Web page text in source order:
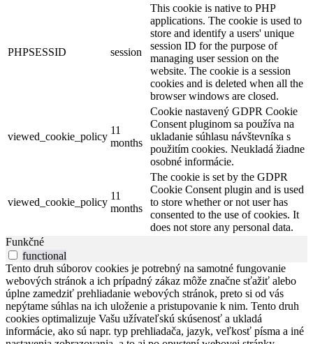
PHPSESSID session
This cookie is native to PHP
applications. The cookie is used to
store and identify a users' unique
session ID for the purpose of
managing user session on the
website. The cookie is a session
cookies and is deleted when all the
browser windows are closed.
viewed_cookie_policy
11
months
Cookie nastavený GDPR Cookie
Consent pluginom sa používa na
ukladanie súhlasu návštevníka s
použitím cookies. Neukladá žiadne
osobné informácie.
viewed_cookie_policy
11
months
The cookie is set by the GDPR
Cookie Consent plugin and is used
to store whether or not user has
consented to the use of cookies. It
does not store any personal data.
Funkčné
functional
Tento druh súborov cookies je potrebný na samotné fungovanie
webových stránok a ich prípadný zákaz môže značne sťažiť alebo
úplne zamedziť prehliadanie webových stránok, preto si od vás
nepýtame súhlas na ich uloženie a pristupovanie k nim. Tento druh
cookies optimalizuje Vašu užívateľskú skúsenosť a ukladá
informácie, ako sú napr. typ prehliadača, jazyk, veľkosť písma a iné